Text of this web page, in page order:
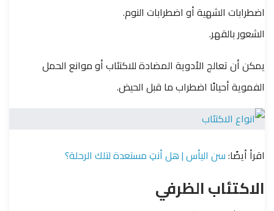
اضطرابات الشهية أو اضطرابات النوم.
الشعور بالقهر.
يمكن أن تعالج الأدوية المضادة للاكتئاب أو موانع الحمل
الفموية أحيانًا اضطراب ما قبل الحيض.
اقرأ أيضًا:سن اليأس | هل أنتِ مستعدة لتلك الرحلة؟
الاكتئاب الظرفي